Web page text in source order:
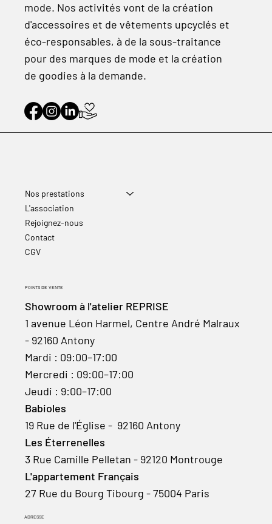
ADRESSE
mode. Nos activités vont de la création
d'accessoires et de vêtements upcyclés et
éco-responsables, à de la sous-traitance
pour des marques de mode et la création
de goodies à la demande.
POINTS DE VENTE
Showroom à l'atelier REPRISE
1 avenue Léon Harmel, Centre André Malraux
- 92160 Antony
Mardi : 09:00–17:00
Mercredi : 09:00–17:00
Jeudi : 9:00–17:00
Babioles
19 Rue de l'Église - 92160 Antony
Les Éterrenelles
3 Rue Camille Pelletan - 92120 Montrouge
L'appartement Français
27 Rue du Bourg Tibourg - 75004 Paris
Nos prestations
L'association
Rejoignez-nous
Contact
CGV